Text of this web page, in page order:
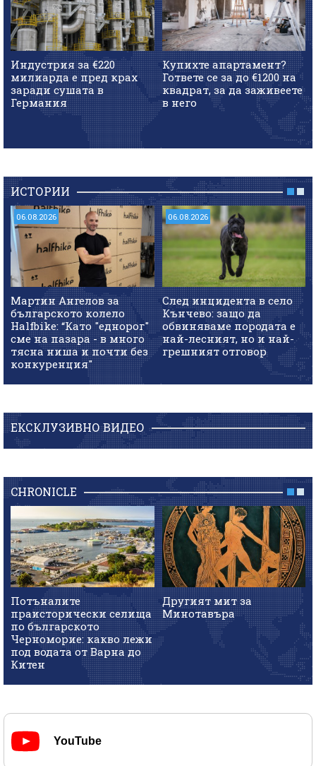
Индустрия за €220
милиарда е пред крах
заради сушата в
Германия
Купихте апартамент?
Гответе се за до €1200 на
квадрат, за да заживеете
в него
ИСТОРИИ
06.08.2026
Мартин Ангелов за
българското колело
Halfbike: “Като "еднорог"
сме на пазара - в много
тясна ниша и почти без
конкуренция"
06.08.2026
След инцидента в село
Кънчево: защо да
обвиняваме породата е
най-лесният, но и най-
грешният отговор
ЕКСКЛУЗИВНО ВИДЕО
CHRONICLE
Потъналите
праисторически селища
по българското
Черноморие: какво лежи
под водата от Варна до
Китен
Другият мит за
Минотавъра
YouTube